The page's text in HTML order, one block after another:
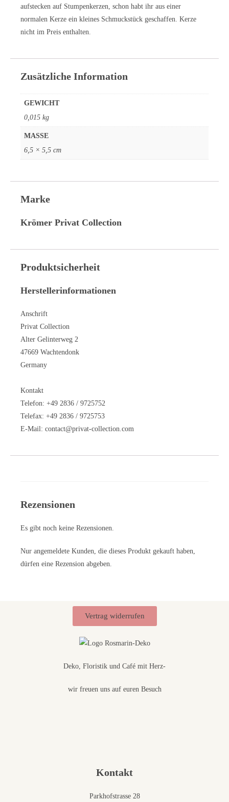
aufstecken auf Stumpenkerzen, schon habt ihr aus einer
normalen Kerze ein kleines Schmuckstück geschaffen. Kerze
nicht im Preis enthalten.
Zusätzliche Information
GEWICHT
0,015 kg
MASSE
6,5 × 5,5 cm
Marke
Krömer Privat Collection
Produktsicherheit
Herstellerinformationen
Anschrift
Privat Collection
Alter Gelinterweg 2
47669 Wachtendonk
Germany
Kontakt
Telefon: +49 2836 / 9725752
Telefax: +49 2836 / 9725753
E-Mail: contact@privat-collection.com
Rezensionen
Es gibt noch keine Rezensionen.
Nur angemeldete Kunden, die dieses Produkt gekauft haben,
dürfen eine Rezension abgeben.
Vertrag widerrufen
Deko, Floristik und Café mit Herz-
wir freuen uns auf euren Besuch
Kontakt
Parkhofstrasse 28